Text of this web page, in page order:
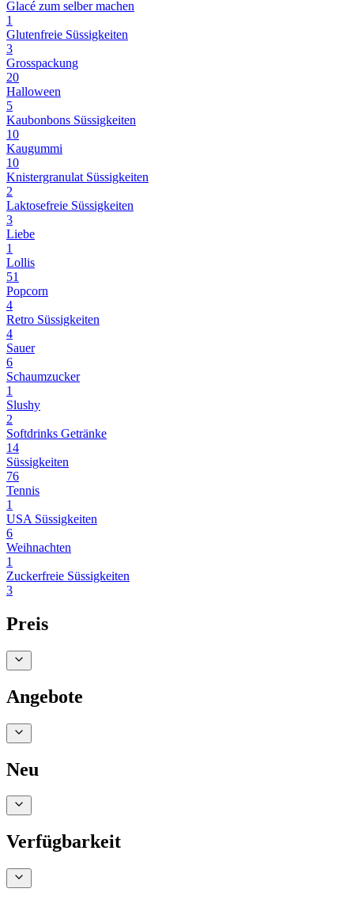
Glacé zum selber machen
1
Glutenfreie Süssigkeiten
3
Grosspackung
20
Halloween
5
Kaubonbons Süssigkeiten
10
Kaugummi
10
Knistergranulat Süssigkeiten
2
Laktosefreie Süssigkeiten
3
Liebe
1
Lollis
51
Popcorn
4
Retro Süssigkeiten
4
Sauer
6
Schaumzucker
1
Slushy
2
Softdrinks Getränke
14
Süssigkeiten
76
Tennis
1
USA Süssigkeiten
6
Weihnachten
1
Zuckerfreie Süssigkeiten
3
Preis
Angebote
Neu
Verfügbarkeit